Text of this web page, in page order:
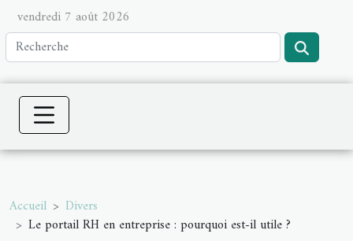
vendredi 7 août 2026
Accueil
Divers
Le portail RH en entreprise : pourquoi est-il utile ?